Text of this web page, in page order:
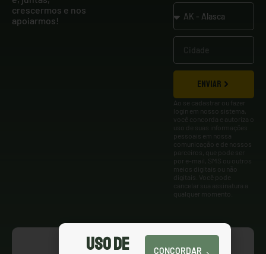
crescermos e nos
apoiarmos!
ENVIAR
Ao se cadastrar ou fazer
login em nosso sistema,
você concorda e autoriza o
uso de suas informações
pessoais em nossa
comunicação e de nossos
parceiros, que pode ser
por e-mail, SMS ou outros
meios digitais ou não
digitais. Você pode
cancelar sua assinatura a
qualquer momento.
Uso de CONCORDAR